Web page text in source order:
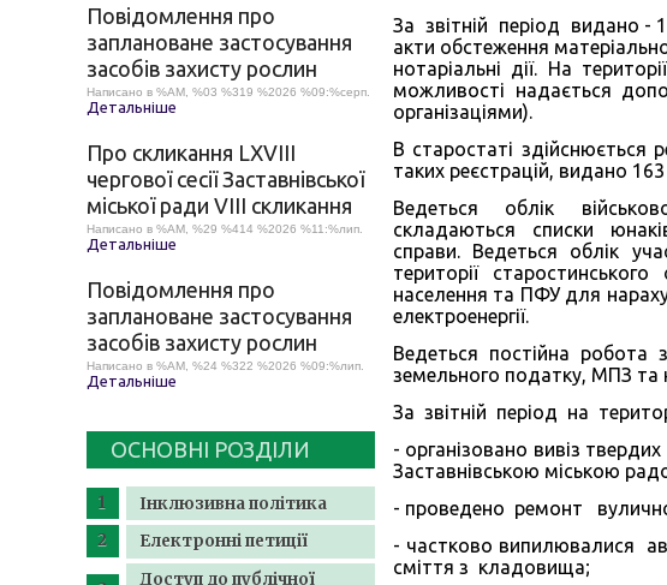
Повідомлення про
заплановане застосування
засобів захисту рослин
Написано в %AM, %03 %319 %2026 %09:%серп.
Детальніше
Про скликання LХVІІІ
чергової сесії Заставнівської
міської ради VIII скликання
Написано в %AM, %29 %414 %2026 %11:%лип.
Детальніше
Повідомлення про
заплановане застосування
засобів захисту рослин
Написано в %AM, %24 %322 %2026 %09:%лип.
Детальніше
ОСНОВНІ РОЗДІЛИ
Інклюзивна політика
Електронні петиції
Доступ до публічної
За звітній період видано -
акти обстеження
нотаріальні дії. На
можливості надається
організаціями).
В старостаті здійснюється
таких реєстрацій, видано
Ведеться облік
складаються списки
справи. Ведеться облік
території
населення та ПФУ для
електроенергії.
Ведеться постійна
земельного податку, МПЗ та
За звітній період на
- організовано вивіз
Заставнівською міською
- проведено ремонт
- частково випилювалися
сміття з кладовища;